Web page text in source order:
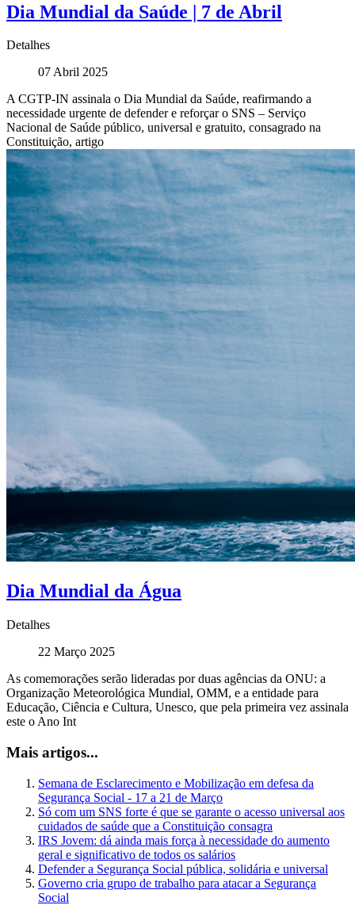
Dia Mundial da Saúde | 7 de Abril
Detalhes
07 Abril 2025
A CGTP-IN assinala o Dia Mundial da Saúde, reafirmando a
necessidade urgente de defender e reforçar o SNS – Serviço
Nacional de Saúde público, universal e gratuito, consagrado na
Constituição, artigo
Dia Mundial da Água
Detalhes
22 Março 2025
As comemorações serão lideradas por duas agências da ONU: a
Organização Meteorológica Mundial, OMM, e a entidade para
Educação, Ciência e Cultura, Unesco, que pela primeira vez assinala
este o Ano Int
Mais artigos...
Semana de Esclarecimento e Mobilização em defesa da
Segurança Social - 17 a 21 de Março
Só com um SNS forte é que se garante o acesso universal aos
cuidados de saúde que a Constituição consagra
IRS Jovem: dá ainda mais força à necessidade do aumento
geral e significativo de todos os salários
Defender a Segurança Social pública, solidária e universal
Governo cria grupo de trabalho para atacar a Segurança
Social